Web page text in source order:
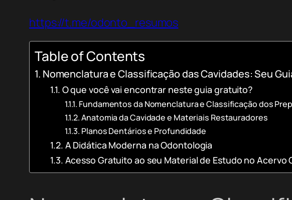
https://t.me/odonto_resumos
Table of Contents
Nomenclatura e Classificação das Cavidades: Seu
O que você vai encontrar neste guia gratuito?
Fundamentos da Nomenclatura e Classificação dos
Anatomia da Cavidade e Materiais Restauradores
Planos Dentários e Profundidade
A Didática Moderna na Odontologia
Acesso Gratuito ao seu Material de Estudo no Acervo